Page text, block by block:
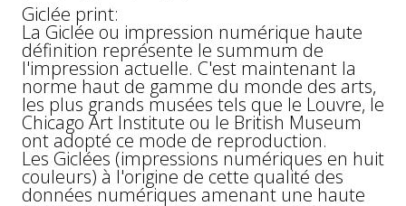
Giclée print:
La Giclée ou impression numérique haute
définition représente le summum de
l'impression actuelle. C'est maintenant la
norme haut de gamme du monde des arts,
les plus grands musées tels que le Louvre, le
Chicago Art Institute ou le British Museum
ont adopté ce mode de reproduction.
Les Giclées (impressions numériques en huit
couleurs) à l'origine de cette qualité des
données numériques amenant une haute